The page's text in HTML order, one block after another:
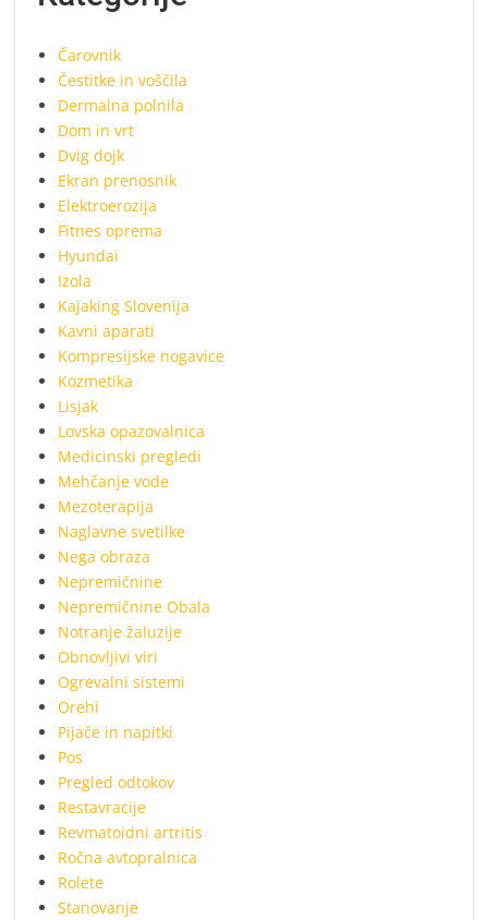
Čarovnik
Čestitke in voščila
Dermalna polnila
Dom in vrt
Dvig dojk
Ekran prenosnik
Elektroerozija
Fitnes oprema
Hyundai
Izola
Kajaking Slovenija
Kavni aparati
Kompresijske nogavice
Kozmetika
Lisjak
Lovska opazovalnica
Medicinski pregledi
Mehčanje vode
Mezoterapija
Naglavne svetilke
Nega obraza
Nepremičnine
Nepremičnine Obala
Notranje žaluzije
Obnovljivi viri
Ogrevalni sistemi
Orehi
Pijače in napitki
Pos
Pregled odtokov
Restavracije
Revmatoidni artritis
Ročna avtopralnica
Rolete
Stanovanje